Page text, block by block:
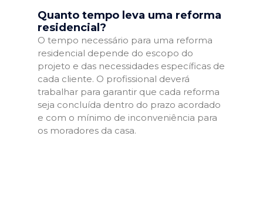
Quanto tempo leva uma reforma
residencial?
O tempo necessário para uma reforma
residencial depende do escopo do
projeto e das necessidades específicas de
cada cliente. O profissional deverá
trabalhar para garantir que cada reforma
seja concluída dentro do prazo acordado
e com o mínimo de inconveniência para
os moradores da casa.